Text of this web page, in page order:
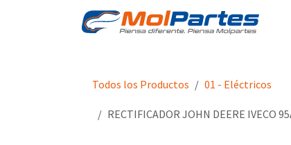
Todos los Productos 01 - Eléctricos
RECTIFICADOR JOHN DEERE IVECO